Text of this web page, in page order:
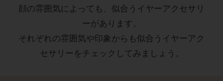
顔の雰囲気によっても、似合うイヤーアクセサリ
ーがあります。
それぞれの雰囲気や印象からも似合うイヤーアク
セサリーをチェックしてみましょう。